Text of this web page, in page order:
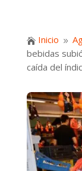
 Inicio 9
bebidas
caída del